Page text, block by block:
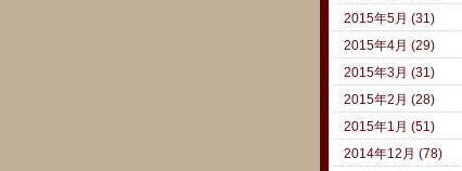
2015年5月 (31)
2015年4月 (29)
2015年3月 (31)
2015年2月 (28)
2015年1月 (51)
2014年12月 (78)